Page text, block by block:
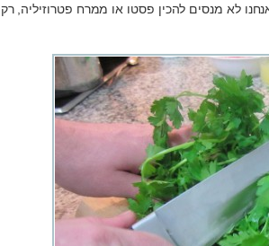
לא מנסים להכין פסטו או ממרח פטרוזיליה, רק